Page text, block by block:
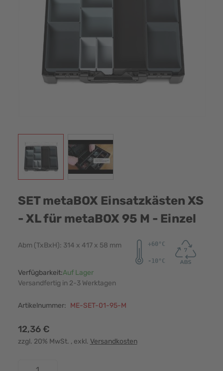
View larger imageView larger image
SET metaBOX Einsatzkästen XS
- XL für metaBOX 95 M - Einzel
Abm (TxBxH): 314 x 417 x 58 mm
Verfügbarkeit:Auf Lager
Versandfertig in 2-3 Werktagen
Artikelnummer: ME-SET-01-95-M
12,36 €
zzgl. 20% MwSt. , exkl. Versandkosten